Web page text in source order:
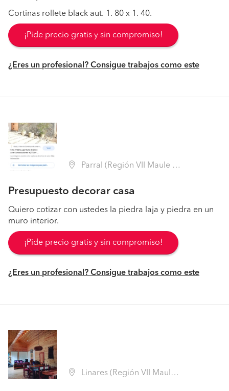
Cortinas rollete black aut. 1. 80 x 1. 40.
¡Pide precio gratis y sin compromiso!
¿Eres un profesional? Consigue trabajos como este
Parral (Región VII Maule - Linares)
Presupuesto decorar casa
Quiero cotizar con ustedes la piedra laja y piedra en un
muro interior.
¡Pide precio gratis y sin compromiso!
¿Eres un profesional? Consigue trabajos como este
Linares (Región VII Maule - Linares)